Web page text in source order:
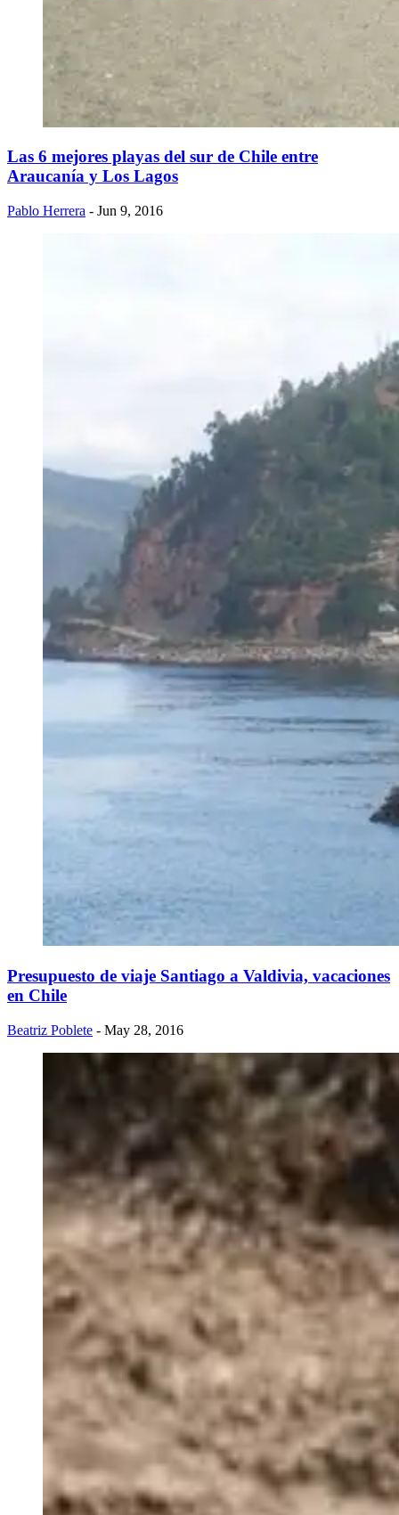
Las 6 mejores playas del sur de Chile entre
Araucanía y Los Lagos
Pablo Herrera - Jun 9, 2016
Presupuesto de viaje Santiago a Valdivia, vacaciones
en Chile
Beatriz Poblete - May 28, 2016